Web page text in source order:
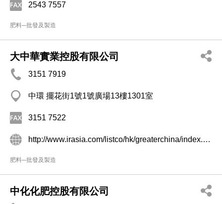
2543 7557
肥料─批發及製造
大中華實業控股有限公司
3151 7919
中環 擺花街1號1號廣場13樓1301室
3151 7522
http://www.irasia.com/listco/hk/greaterchina/index.htm
肥料─批發及製造
中化化肥控股有限公司